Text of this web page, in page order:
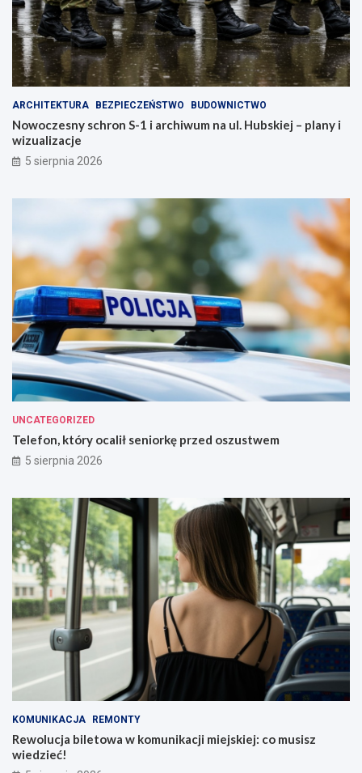
ARCHITEKTURA BEZPIECZEŃSTWO BUDOWNICTWO
Nowoczesny schron S-1 i archiwum na ul. Hubskiej – plany i
wizualizacje
5 sierpnia 2026
UNCATEGORIZED
Telefon, który ocalił seniorkę przed oszustwem
5 sierpnia 2026
KOMUNIKACJA REMONTY
Rewolucja biletowa w komunikacji miejskiej: co musisz
wiedzieć!